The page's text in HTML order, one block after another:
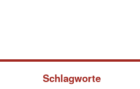
Schlagworte